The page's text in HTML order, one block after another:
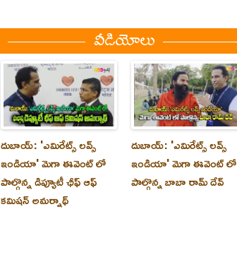
వీడియోలు
దుబాయ్‌: 'ఎమిరేట్స్ లవ్స్
ఇండియా' మెగా ఈవెంట్ లో
పాల్గొన్న డిప్యూటీ ఛీఫ్ ఆఫ్
కమిషన్ అమర్నాథ్
దుబాయ్‌: 'ఎమిరేట్స్ లవ్స్
ఇండియా' మెగా ఈవెంట్ లో
పాల్గొన్న బాబా రామ్ దేవ్